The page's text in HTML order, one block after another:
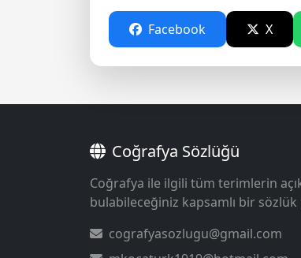
Facebook X
Coğrafya Sözlüğü
Coğrafya ile ilgili tüm terimlerin
bulabileceğiniz kapsamlı bir
cografyasozlugu@gmail.com